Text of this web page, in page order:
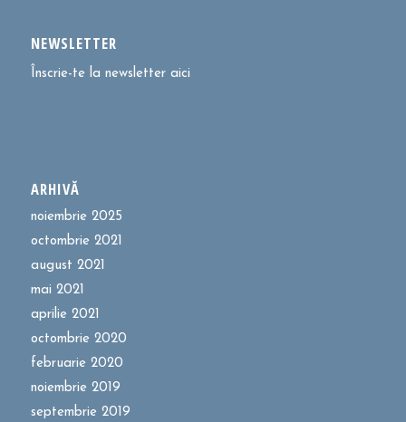
NEWSLETTER
Înscrie-te la newsletter aici
ARHIVĂ
noiembrie 2025
octombrie 2021
august 2021
mai 2021
aprilie 2021
octombrie 2020
februarie 2020
noiembrie 2019
septembrie 2019